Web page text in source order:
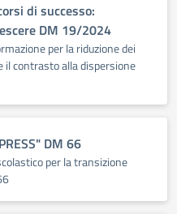
di successo:
DM 19/2024
per la riduzione dei
il contrasto alla dispersione
DM 66
per la transizione